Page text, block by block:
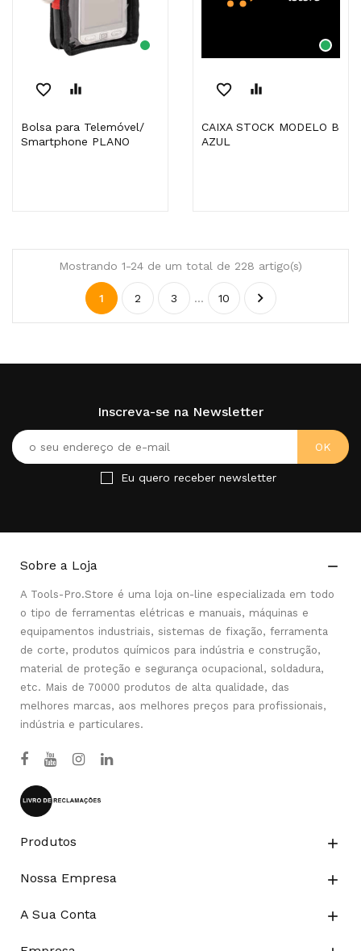
favorite_border equalizer
Bolsa para Telemóvel/
Smartphone PLANO
favorite_border equalizer
CAIXA STOCK MODELO B
AZUL
Mostrando 1-24 de um total de 228 artigo(s)
1 2 3 … 10 
Inscreva-se na Newsletter
Eu quero receber newsletter
Sobre a Loja 
A Tools-Pro.Store é uma loja on-line especializada em todo
o tipo de ferramentas elétricas e manuais, máquinas e
equipamentos industriais, sistemas de fixação, ferramenta
de corte, produtos químicos para indústria e construção,
material de proteção e segurança ocupacional, soldadura,
etc. Mais de 70000 produtos de alta qualidade, das
melhores marcas, aos melhores preços para profissionais,
indústria e particulares.
Produtos 
Nossa Empresa 
A Sua Conta 